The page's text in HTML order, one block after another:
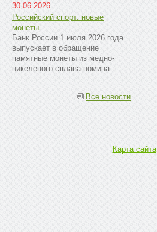
30.06.2026
Российский спорт: новые
монеты
Банк России 1 июля 2026 года
выпускает в обращение
памятные монеты из медно-
никелевого сплава номина ...
Все новости
Карта сайта